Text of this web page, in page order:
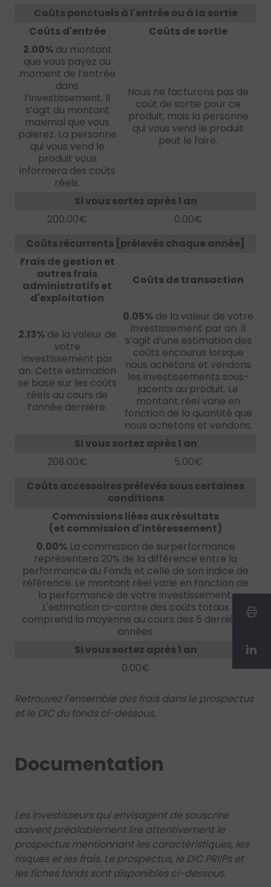
Coûts ponctuels à l'entrée ou à la sortie
Coûts d'entrée
Coûts de sortie
2.00%du montant
que vous payez au
moment de l’entrée
dans
l’investissement. Il
s’agit du montant
maximal que vous
paierez. La personne
qui vous vend le
produit vous
informera des coûts
réels.
Nous ne facturons pas de
coût de sortie pour ce
produit, mais la personne
qui vous vend le produit
peut le faire.
Si vous sortez après 1 an
200.00€
0.00€
Coûts récurrents [prélevés chaque année]
Frais de gestion et
autres frais
administratifs et
d'exploitation
Coûts de transaction
2.13%de la valeur de
votre
investissement par
an. Cette estimation
se base sur les coûts
réels au cours de
l’année dernière.
0.05% de la valeur de votre
investissement par an. Il
s’agit d’une estimation des
coûts encourus lorsque
nous achetons et vendons
les investissements sous-
jacents au produit. Le
montant réel varie en
fonction de la quantité que
nous achetons et vendons.
Si vous sortez après 1 an
208.00€
5.00€
Coûts accessoires prélevés sous certaines
conditions
Commissions liées aux résultats
(et commission d'intéressement)
0.00%La commission de surperformance
représentera 20% de la différence entre la
performance du Fonds et celle de son indice de
référence. Le montant réel varie en fonction de
la performance de votre investissement.
L'estimation ci-contre des coûts totaux
comprend la moyenne au cours des 5 dernières
années.
Si vous sortez après 1 an
0.00€
Retrouvez l'ensemble des frais dans le prospectus
et le DIC du fonds ci-dessous.
Documentation
Les investisseurs qui envisagent de souscrire
doivent préalablement lire attentivement le
prospectus mentionnant les caractéristiques, les
risques et les frais. Le prospectus, le DIC PRIIPs et
les fiches fonds sont disponibles ci-dessous.